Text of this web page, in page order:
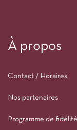
À propos
Contact / Horaires
Nos partenaires
Programme de fidélité